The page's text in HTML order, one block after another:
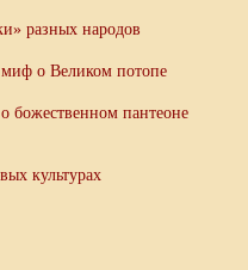
разных народов
о Великом потопе
божественном пантеоне
культурах